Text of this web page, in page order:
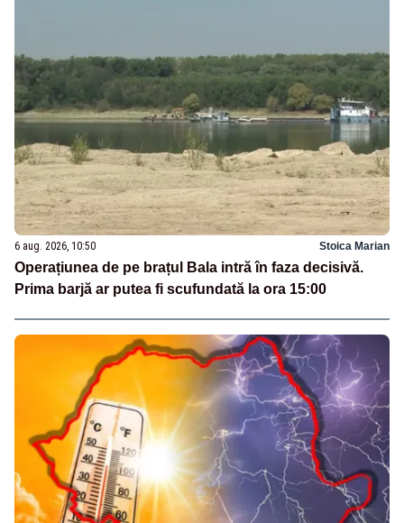
6 aug. 2026, 10:50 Stoica Marian
Operațiunea de pe brațul Bala intră în faza decisivă.
Prima barjă ar putea fi scufundată la ora 15:00